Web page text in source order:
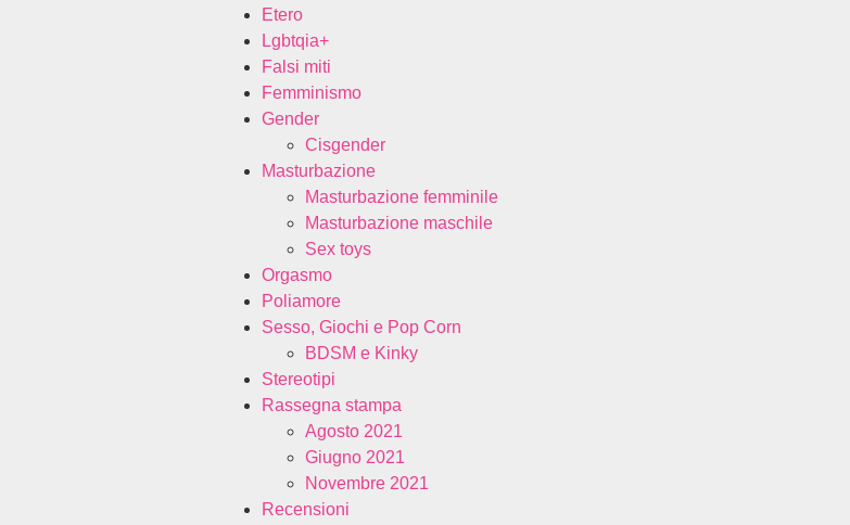
Etero
Lgbtqia+
Falsi miti
Femminismo
Gender
Cisgender
Masturbazione
Masturbazione femminile
Masturbazione maschile
Sex toys
Orgasmo
Poliamore
Sesso, Giochi e Pop Corn
BDSM e Kinky
Stereotipi
Rassegna stampa
Agosto 2021
Giugno 2021
Novembre 2021
Recensioni